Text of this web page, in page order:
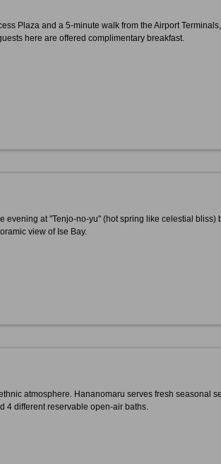
Plaza and a 5-minute walk from the Airport
here are offered complimentary breakfast.
evening at "Tenjo-no-yu" (hot spring like celestial
view of Ise Bay.
atmosphere. Hananomaru serves fresh seasonal
4 different reservable open-air baths.